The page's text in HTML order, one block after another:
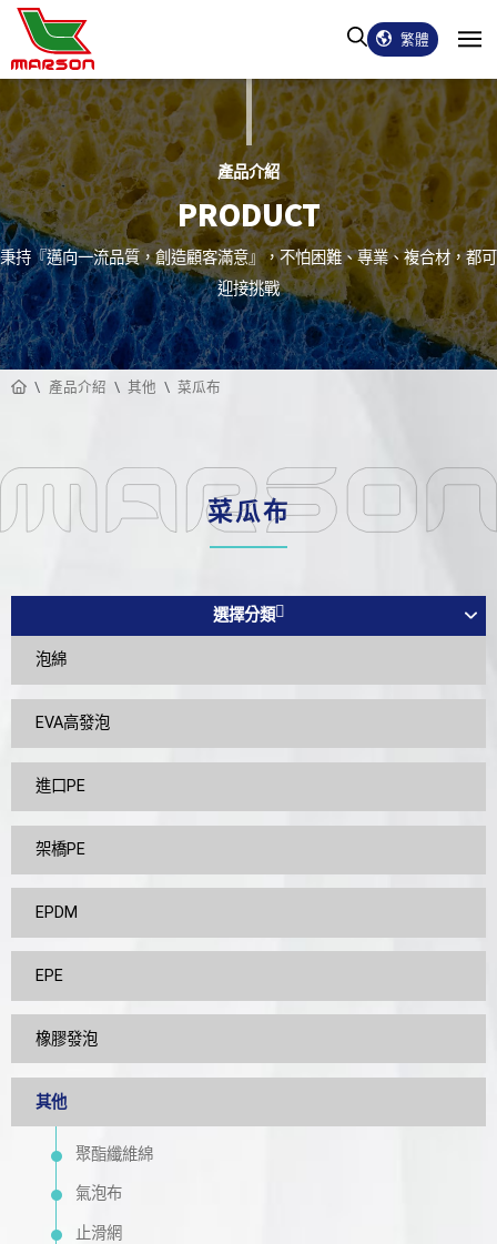
繁體
產品介紹
PRODUCT
秉持『邁向一流品質，創造顧客滿意』，不怕困難、專業、複合材，都可
迎接挑戰
產品介紹 其他 菜瓜布
菜瓜布
選擇分類
泡綿
EVA高發泡
進口PE
架橋PE
EPDM
EPE
橡膠發泡
其他
聚酯纖維綿
氣泡布
止滑網